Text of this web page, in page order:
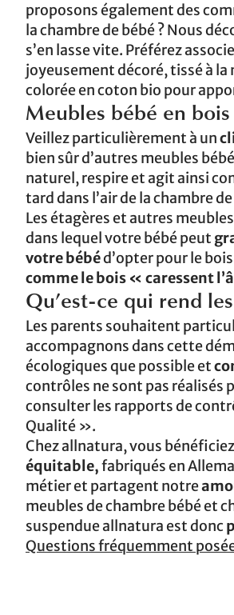
proposons également des
la chambre de bébé ? Nous
s’en lasse vite. Préférez
joyeusement décoré, tissé à
colorée en coton bio pour
Meubles bébé en
Veillez particulièrement à un
bien sûr d’autres meubles
naturel, respire et agit ainsi
tard dans l’air de la chambre
Les étagères et autres
dans lequel votre bébé peut
votre bébéd’opter pour le
comme le bois « caressent
Qu’est-ce qui rend
Les parents souhaitent
accompagnons dans cette
écologiques que possible et
contrôles ne sont pas réalisés
consulter les rapports de
Qualité ».
Chez allnatura, vous
équitable,fabriqués en
métier et partagent notre
meubles de chambre bébé et
suspendue allnatura est donc
Questions fréquemment